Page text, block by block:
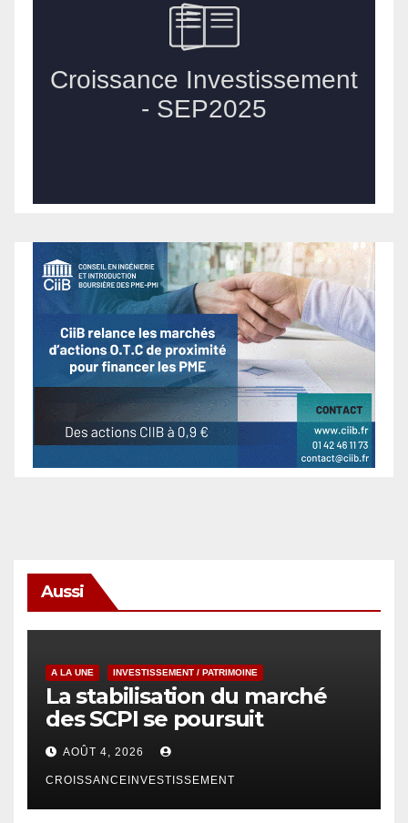
Aussi
A LA UNE INVESTISSEMENT / PATRIMOINE
La stabilisation du marché
des SCPI se poursuit
AOÛT 4, 2026
CROISSANCEINVESTISSEMENT